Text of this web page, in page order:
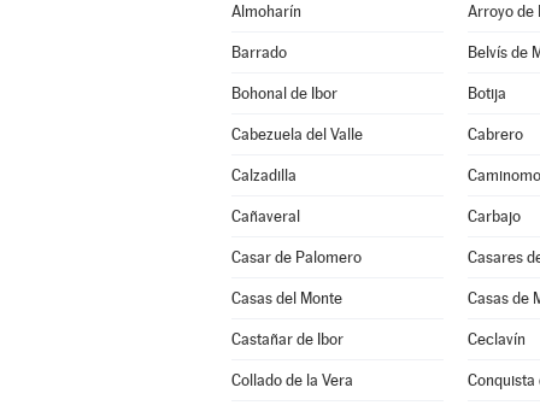
Almoharín Arroyo de
Barrado Belvís de
Bohonal de Ibor Botija
Cabezuela del Valle Cabrero
Calzadilla
Cañaveral Carbajo
Casar de Palomero Casares
Casas del Monte Casas de
Castañar de Ibor Ceclavín
Collado de la Vera Conquista